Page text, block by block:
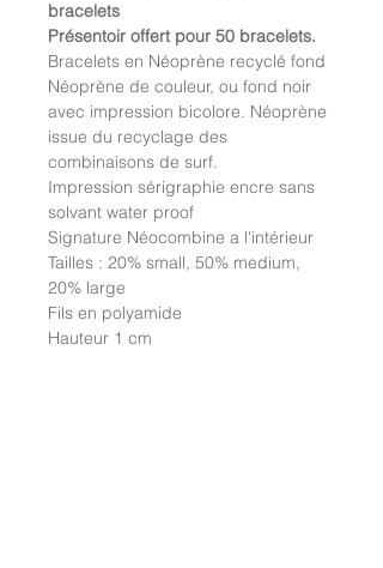
bracelets
Présentoir offert pour 50 bracelets.
Bracelets en Néoprène recyclé fond
Néoprène de couleur, ou fond noir
avec impression bicolore. Néoprène
issue du recyclage des
combinaisons de surf.
Impression sérigraphie encre sans
solvant water proof
Signature Néocombine a l'intérieur
Tailles : 20% small, 50% medium,
20% large
Fils en polyamide
Hauteur 1 cm